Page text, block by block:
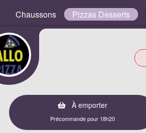
Chaussons Pizzas Desserts
À emporter
Précommande pour 18h20